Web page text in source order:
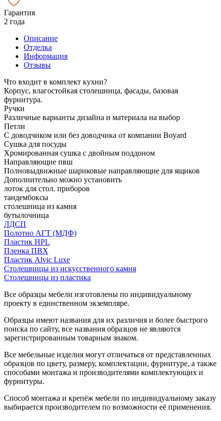
Гарантия
2 года
Описание
Отделка
Информация
Отзывы
Что входит в комплект кухни?
Корпус, влагостойкая столешница, фасады, базовая
фурнитура.
Ручки
Различные варианты дизайна и материала на выбор
Петли
С доводчиком или без доводчика от компании Boyard
Сушка для посуды
Хромированная сушка с двойным поддоном
Направляющие пвш
Полновыдвижные шариковые направляющие для ящиков
Дополнительно можно установить
лоток для стол. приборов
тандембоксы
столешница из камня
бутылочница
ЛДСП
Полотно АГТ (МДФ)
Пластик HPL
Пленка ПВХ
Пластик Alvic Luxe
Столешницы из искусственного камня
Столешницы из пластика
Все образцы мебели изготовлены по индивидуальному
проекту в единственном экземпляре.
Образцы имеют названия для их различия и более быстрого
поиска по сайту, все названия образцов не являются
зарегистрированным товарным знаком.
Все мебельные изделия могут отличаться от представленных
образцов по цвету, размеру, комплектации, фурнитуре, а также
способами монтажа и производителями комплектующих и
фурнитуры.
Способ монтажа и крепёж мебели по индивидуальному заказу
выбирается производителем по возможности её применения.